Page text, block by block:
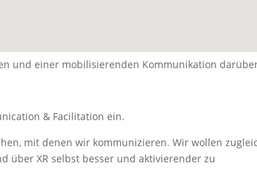
und einer mobilisierenden Kommunikation
& Facilitation ein.
mit denen wir kommunizieren. Wir wollen
über XR selbst besser und aktivierender zu